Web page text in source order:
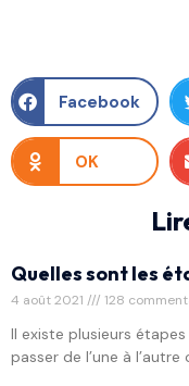
Facebook
OK
Quelles sont les
4 août 2021 128
Il existe plusieurs
passer de l’une à